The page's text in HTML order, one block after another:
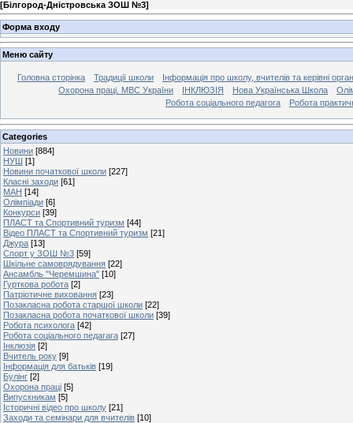
[Білгород-Дністровська ЗОШ №3]
Форма входу
Меню сайту
Головна сторінка Традиції школи
Інформація про школу, вчителів та керівні
Охорона праці. МВС України
ІНКЛЮЗІЯ Нова Українська Школа
Робота соціального педагога
Робота
Categories
Новини [884]
НУШ [1]
Новини початкової школи [227]
Класні заходи [61]
МАН [14]
Олімпіади [6]
Конкурси [39]
ПЛАСТ та Спортивний туризм [44]
Відео ПЛАСТ та Спортивний туризм [21]
Джура [13]
Спорт у ЗОШ №3 [59]
Шкільне самоврядування [22]
Ансамбль "Черемшина" [10]
Гурткова робота [2]
Патріотичне виховання [23]
Позакласна робота старшої школи [22]
Позакласна робота початкової школи [39]
Робота психолога [42]
Робота соціального педагага [27]
Інклюзія [2]
Вчитель року [9]
Інформація для батьків [19]
Булінг [2]
Охорона праці [5]
Випускникам [5]
Історичні відео про школу [21]
Заходи та семінари для вчителів [10]